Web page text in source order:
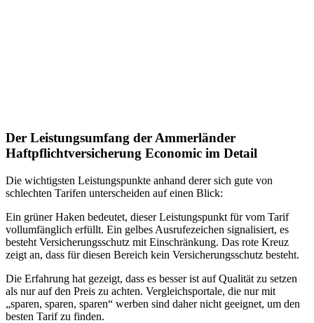
Der Leistungsumfang der Ammerländer
Haftpflichtversicherung Economic im Detail
Die wichtigsten Leistungspunkte anhand derer sich gute von
schlechten Tarifen unterscheiden auf einen Blick:
Ein grüner Haken bedeutet, dieser Leistungspunkt für vom Tarif
vollumfänglich erfüllt. Ein gelbes Ausrufezeichen signalisiert, es
besteht Versicherungsschutz mit Einschränkung. Das rote Kreuz
zeigt an, dass für diesen Bereich kein Versicherungsschutz besteht.
Die Erfahrung hat gezeigt, dass es besser ist auf Qualität zu setzen
als nur auf den Preis zu achten. Vergleichsportale, die nur mit
„sparen, sparen, sparen“ werben sind daher nicht geeignet, um den
besten Tarif zu finden.